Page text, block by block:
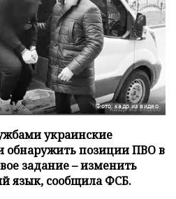
Фото: кадр из видео
украинские
обнаружить позиции ПВО в
задание – изменить
язык, сообщила ФСБ.